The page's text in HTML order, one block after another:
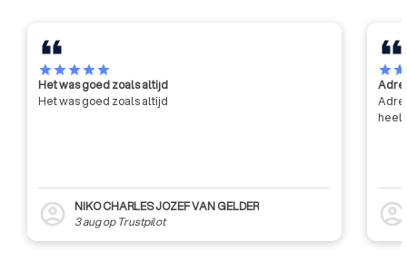
starstarstarstarstar
Het was goed zoals altijd
Het was goed zoals altijd
account_circle
NIKO CHARLES JOZEF VAN GELDER
3 augop Trustpilot
starstar
heel
account_circle